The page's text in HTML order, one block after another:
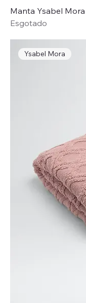
Manta Ysabel
Esgotado
Ysabel Mora